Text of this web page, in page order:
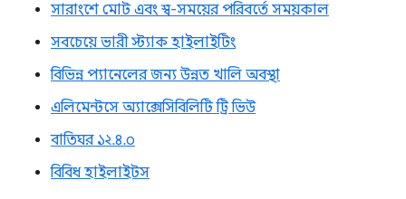
সারাংশে মোট এবং স্ব-সময়ের পরিবর্তে সময়কাল
সবচেয়ে ভারী স্ট্যাক হাইলাইটিং
বিভিন্ন প্যানেলের জন্য উন্নত খালি অবস্থা
এলিমেন্টসে অ্যাক্সেসিবিলিটি ট্রি ভিউ
বাতিঘর ১২.৪.০
বিবিধ হাইলাইটস